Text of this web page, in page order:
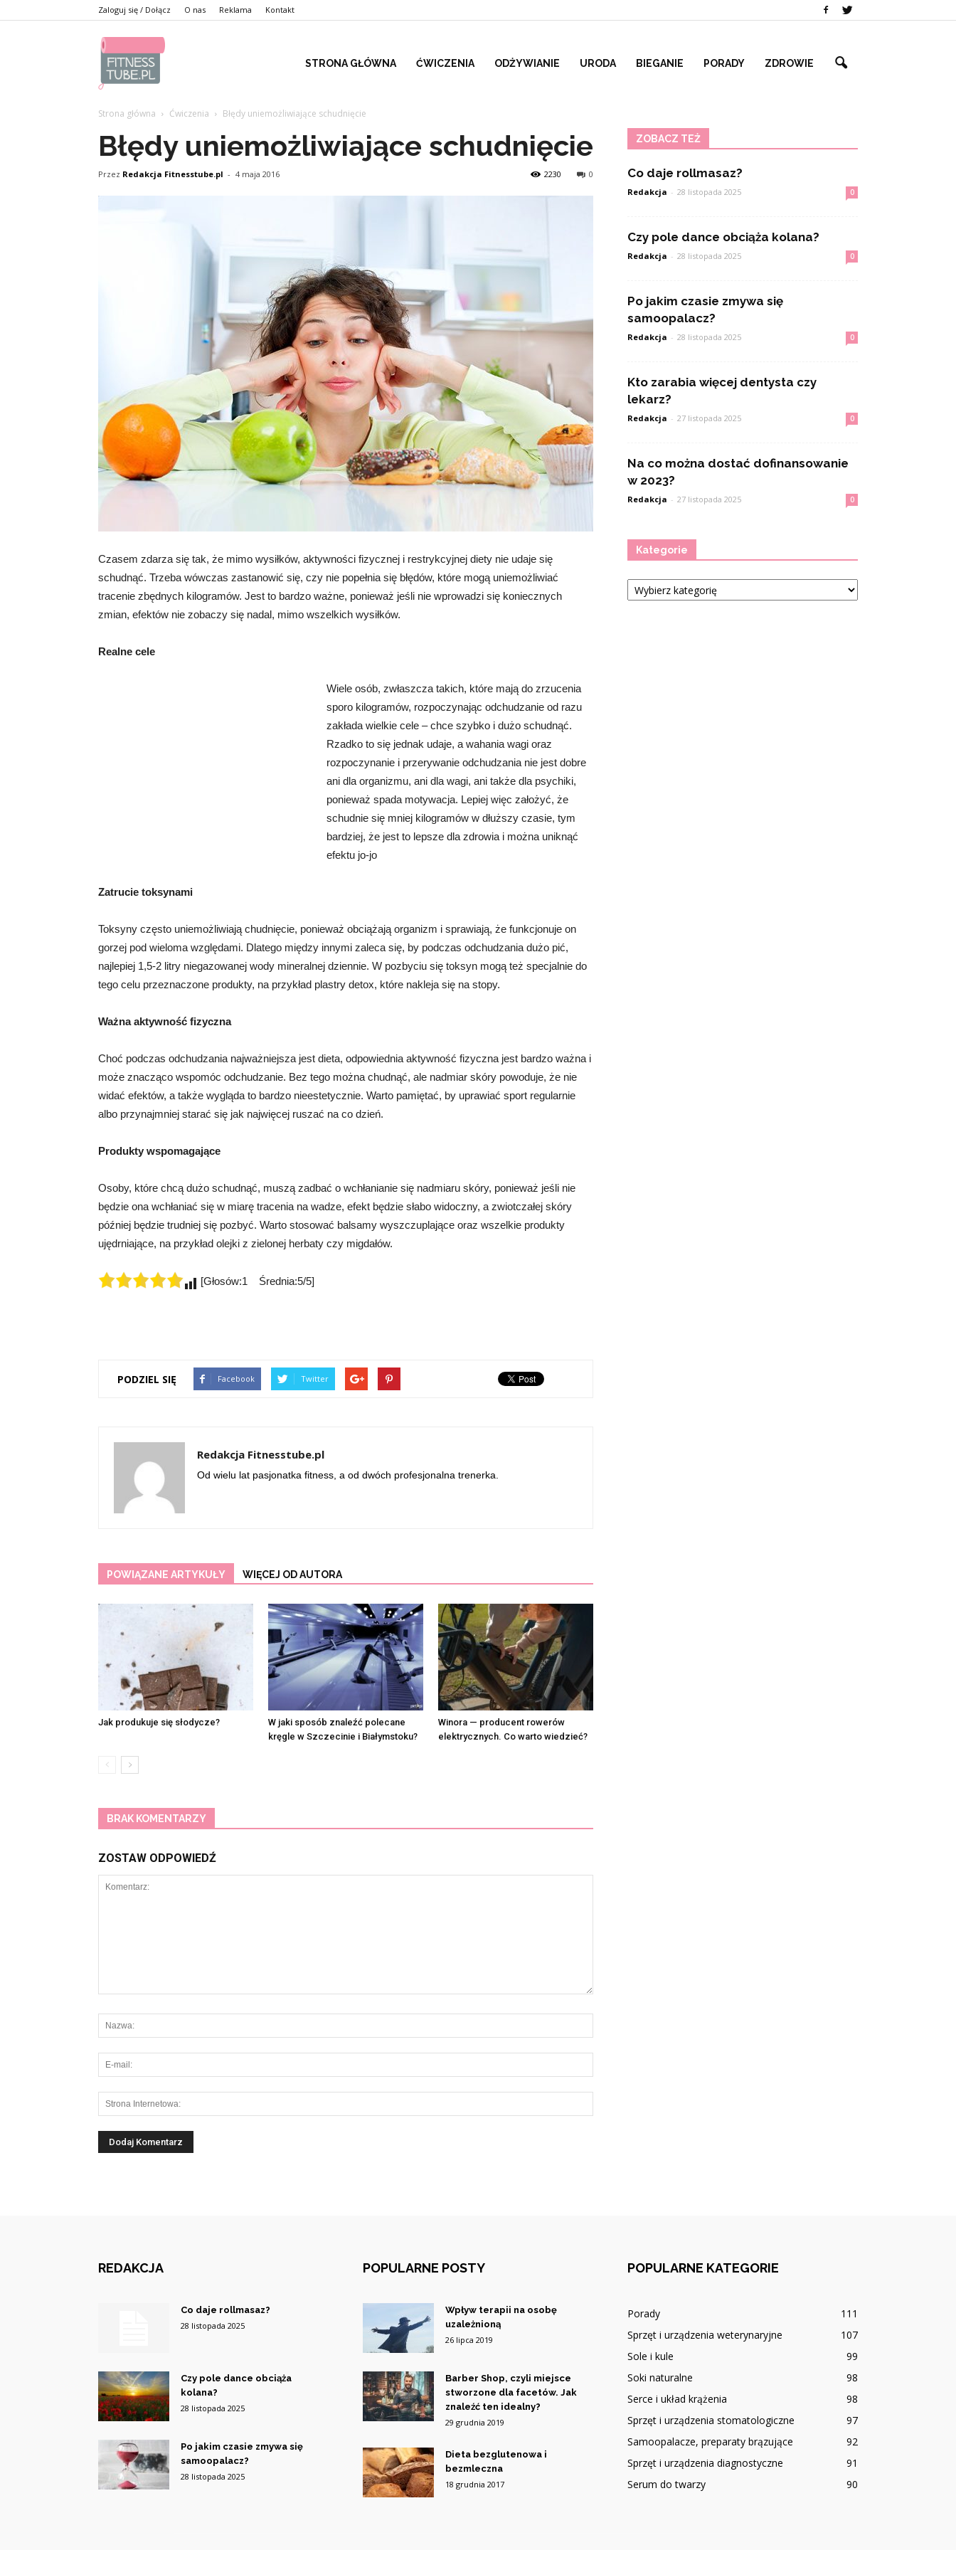
Zaloguj się / Dołącz O nas Reklama Kontakt
STRONA GŁÓWNA ĆWICZENIA ODŻYWIANIE URODA BIEGANIE PORADY ZDROWIE
Strona główna Ćwiczenia Błędy uniemożliwiające schudnięcie
Błędy uniemożliwiające schudnięcie
Przez Redakcja Fitnesstube.pl - 4 maja 2016 0
2230
Czasem zdarza się tak, że mimo wysiłków, aktywności fizycznej i restrykcyjnej diety nie udaje się
schudnąć. Trzeba wówczas zastanowić się, czy nie popełnia się błędów, które mogą uniemożliwiać
tracenie zbędnych kilogramów. Jest to bardzo ważne, ponieważ jeśli nie wprowadzi się koniecznych
zmian, efektów nie zobaczy się nadal, mimo wszelkich wysiłków.
Realne cele
Wiele osób, zwłaszcza takich, które mają do zrzucenia
sporo kilogramów, rozpoczynając odchudzanie od razu
zakłada wielkie cele – chce szybko i dużo schudnąć.
Rzadko to się jednak udaje, a wahania wagi oraz
rozpoczynanie i przerywanie odchudzania nie jest dobre
ani dla organizmu, ani dla wagi, ani także dla psychiki,
ponieważ spada motywacja. Lepiej więc założyć, że
schudnie się mniej kilogramów w dłuższy czasie, tym
bardziej, że jest to lepsze dla zdrowia i można uniknąć
efektu jo-jo
Zatrucie toksynami
Toksyny często uniemożliwiają chudnięcie, ponieważ obciążają organizm i sprawiają, że funkcjonuje on
gorzej pod wieloma względami. Dlatego między innymi zaleca się, by podczas odchudzania dużo pić,
najlepiej 1,5-2 litry niegazowanej wody mineralnej dziennie. W pozbyciu się toksyn mogą też specjalnie do
tego celu przeznaczone produkty, na przykład plastry detox, które nakleja się na stopy.
Ważna aktywność fizyczna
Choć podczas odchudzania najważniejsza jest dieta, odpowiednia aktywność fizyczna jest bardzo ważna i
może znacząco wspomóc odchudzanie. Bez tego można chudnąć, ale nadmiar skóry powoduje, że nie
widać efektów, a także wygląda to bardzo nieestetycznie. Warto pamiętać, by uprawiać sport regularnie
albo przynajmniej starać się jak najwięcej ruszać na co dzień.
Produkty wspomagające
Osoby, które chcą dużo schudnąć, muszą zadbać o wchłanianie się nadmiaru skóry, ponieważ jeśli nie
będzie ona wchłaniać się w miarę tracenia na wadze, efekt będzie słabo widoczny, a zwiotczałej skóry
później będzie trudniej się pozbyć. Warto stosować balsamy wyszczuplające oraz wszelkie produkty
ujędrniające, na przykład olejki z zielonej herbaty czy migdałów.
[Głosów:1 Średnia:5/5]
PODZIEL SIĘ Facebook Twitter
Redakcja Fitnesstube.pl
Od wielu lat pasjonatka fitness, a od dwóch profesjonalna trenerka.
POWIĄZANE ARTYKUŁY WIĘCEJ OD AUTORA
Jak produkuje się słodycze?
W jaki sposób znaleźć polecane
kręgle w Szczecinie i Białymstoku?
Winora — producent rowerów
elektrycznych. Co warto wiedzieć?
BRAK KOMENTARZY
ZOSTAW ODPOWIEDŹ
ZOBACZ TEŻ
Co daje rollmasaz?
Redakcja - 28 listopada 2025 0
Czy pole dance obciąża kolana?
Redakcja - 28 listopada 2025 0
Po jakim czasie zmywa się
samoopalacz?
Redakcja - 28 listopada 2025 0
Kto zarabia więcej dentysta czy
lekarz?
Redakcja - 27 listopada 2025 0
Na co można dostać dofinansowanie
w 2023?
Redakcja - 27 listopada 2025 0
Kategorie
Kategorie
REDAKCJA
Co daje rollmasaz?
28 listopada 2025
Czy pole dance obciąża
kolana?
28 listopada 2025
Po jakim czasie zmywa się
samoopalacz?
28 listopada 2025
POPULARNE POSTY
Wpływ terapii na osobę
uzależnioną
26 lipca 2019
Barber Shop, czyli miejsce
stworzone dla facetów. Jak
znaleźć ten idealny?
29 grudnia 2019
Dieta bezglutenowa i
bezmleczna
18 grudnia 2017
POPULARNE KATEGORIE
Porady
111
Sprzęt i urządzenia weterynaryjne
107
Sole i kule
99
Soki naturalne
98
Serce i układ krążenia
98
Sprzęt i urządzenia stomatologiczne
97
Samoopalacze, preparaty brązujące
92
Sprzęt i urządzenia diagnostyczne
91
Serum do twarzy
90